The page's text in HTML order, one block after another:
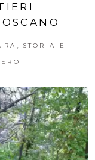
STORIA E